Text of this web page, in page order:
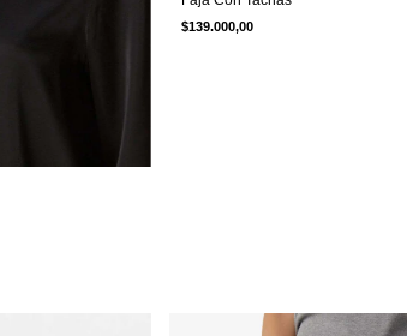
$139.000,00